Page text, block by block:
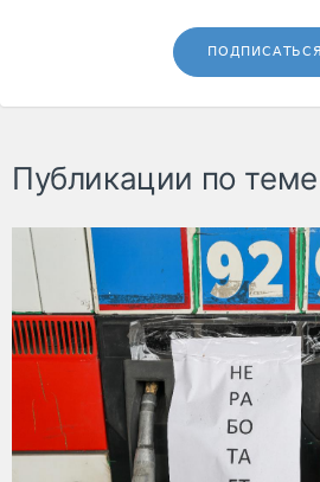
ПОДПИСАТЬСЯ
Публикации по теме